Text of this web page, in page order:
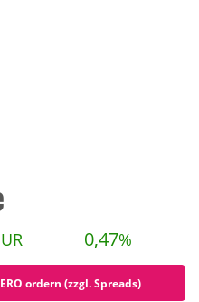
0,47%
ordern (zzgl. Spreads)